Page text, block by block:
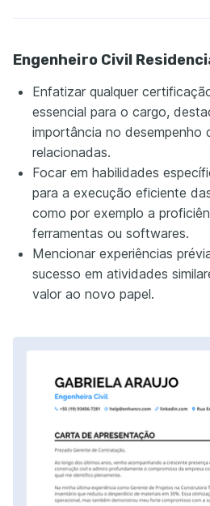
Engenheiro Civil
Enfatizar qualquer
essencial para o cargo,
importância no desempenho
relacionadas.
Focar em habilidades
para a execução eficiente
como por exemplo a
ferramentas ou softwares.
Mencionar experiências
sucesso em atividades
valor ao novo papel.